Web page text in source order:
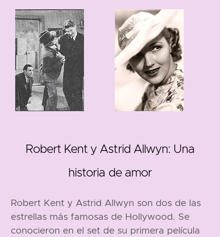
Robert Kent y Astrid Allwyn: Una
historia de amor
Robert Kent y Astrid Allwyn son dos de las
estrellas más famosas de Hollywood. Se
conocieron en el set de su primera película
1
118 edad 121 edad
1908 1905